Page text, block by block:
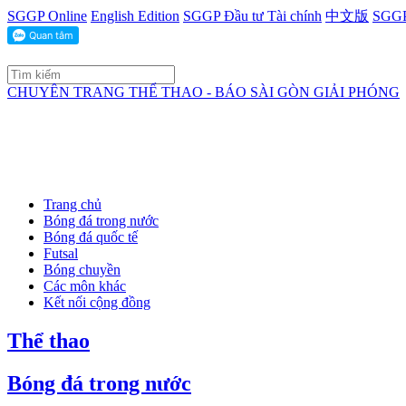
SGGP Online English Edition SGGP Đầu tư Tài chính 中文版
CHUYÊN TRANG THỂ THAO - BÁO SÀI GÒN GIẢI PHÓNG
Trang chủ
Bóng đá trong nước
Bóng đá quốc tế
Futsal
Bóng chuyền
Các môn khác
Kết nối cộng đồng
Thể thao
Bóng đá trong nước